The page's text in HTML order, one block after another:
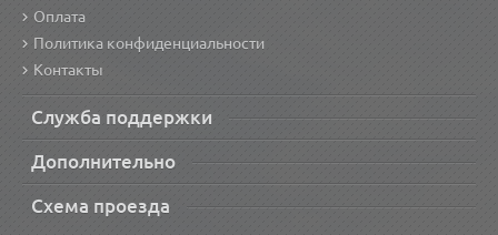
Оплата
Политика конфиденциальности
Контакты
Служба поддержки
Дополнительно
Схема проезда